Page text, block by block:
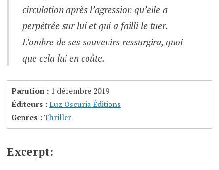
circulation après l’agression qu’elle a
perpétrée sur lui et qui a failli le tuer.
L’ombre de ses souvenirs ressurgira, quoi
que cela lui en coûte.
Parution : 1 décembre 2019
Éditeurs :Luz Oscuria Éditions
Genres : Thriller
Excerpt: